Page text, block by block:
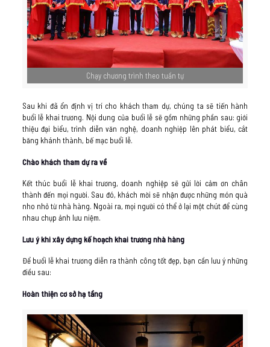
Chạy chương trình theo tuần tự
Sau khi đã ổn định vị trí cho khách tham dự, chúng ta sẽ tiến hành
buổi lễ khai trương. Nội dung của buổi lễ sẽ gồm những phần sau: giới
thiệu đại biểu, trình diễn văn nghệ, doanh nghiệp lên phát biểu, cắt
băng khánh thành, bế mạc buổi lễ.
Chào khách tham dự ra về
Kết thúc buổi lễ khai trương, doanh nghiệp sẽ gửi lời cảm ơn chân
thành đến mọi người. Sau đó, khách mời sẽ nhận được những món quà
nho nhỏ từ nhà hàng. Ngoài ra, mọi người có thể ở lại một chút để cùng
nhau chụp ảnh lưu niệm.
Lưu ý khi xây dựng kế hoạch khai trương nhà hàng
Để buổi lễ khai trương diễn ra thành công tốt đẹp, bạn cần lưu ý những
điều sau:
Hoàn thiện cơ sở hạ tầng